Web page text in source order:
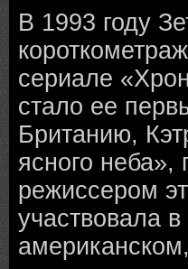
В 1993 году
сериале
стало ее
Британию,
ясного неба»,
режиссером
участвовала